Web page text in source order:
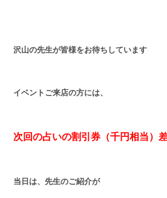
沢山の先生が皆様をお待ちしています
イベントご来店の方には、
次回の占いの割引券（千円相当）
当日は、先生のご紹介が